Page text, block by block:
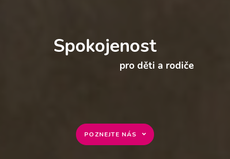
Spokojenost
pro děti a rodiče
POZNEJTE NÁS